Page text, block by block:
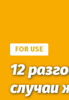
FOR USE
12
случаи